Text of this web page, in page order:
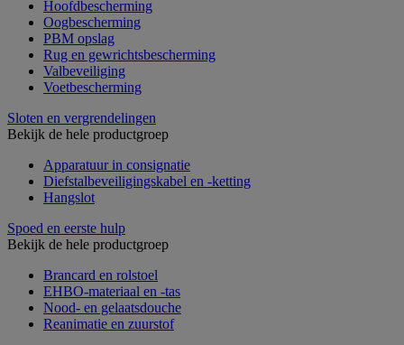
Hoofdbescherming
Oogbescherming
PBM opslag
Rug en gewrichtsbescherming
Valbeveiliging
Voetbescherming
Sloten en vergrendelingen
Bekijk de hele productgroep
Apparatuur in consignatie
Diefstalbeveiligingskabel en -ketting
Hangslot
Spoed en eerste hulp
Bekijk de hele productgroep
Brancard en rolstoel
EHBO-materiaal en -tas
Nood- en gelaatsdouche
Reanimatie en zuurstof